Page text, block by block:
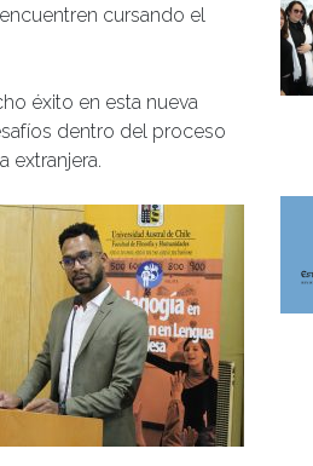
cursando el
éxito en esta nueva
dentro del proceso
extranjera.